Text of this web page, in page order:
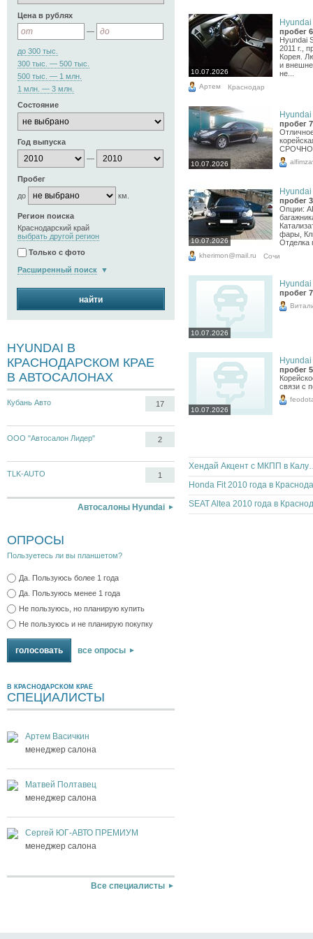
Цена в рублях
—
до 300 тыс.
300 тыс. — 500 тыс.
500 тыс. — 1 млн.
1 млн. — 3 млн.
Состояние
Год выпуска
—
Пробег
до
км.
Регион поиска
Краснодарский край
выбрать другой регион
Только с фото
Расширенный поиск
найти
HYUNDAI В
КРАСНОДАРСКОМ КРАЕ
В АВТОСАЛОНАХ
Кубань Авто 17
ООО "Автосалон Лидер" 2
TLK-AUTO 1
Автосалоны Hyundai
ОПРОСЫ
Пользуетесь ли вы планшетом?
Да. Пользуюсь более 1 года
Да. Пользуюсь менее 1 года
Не пользуюсь, но планирую купить
Не пользуюсь и не планирую покупку
все опросы
В КРАСНОДАРСКОМ КРАЕ
СПЕЦИАЛИСТЫ
Артем Васичкин
менеджер салона
Матвей Полтавец
менеджер салона
Сергей ЮГ-АВТО ПРЕМИУМ
менеджер салона
Все специалисты
10.07.2026
Hyundai
пробег
Hyundai
2011 г.,
Корея.
и внешне
не...
Артем Краснодар
10.07.2026
Hyundai
пробег
СРОЧНО !
10.07.2026
Hyundai
пробег
Опции:
фары,
Отделка
kherimon@mail.ru Сочи
10.07.2026
Hyundai
пробег
10.07.2026
Hyundai
пробег
связи с
Хендай